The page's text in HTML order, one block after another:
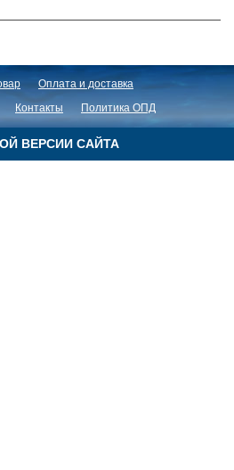
Оплата и доставка
Контакты Политика ОПД
ВЕРСИИ САЙТА